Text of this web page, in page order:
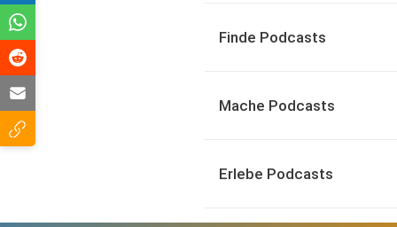
Finde Podcasts
Mache Podcasts
Erlebe Podcasts